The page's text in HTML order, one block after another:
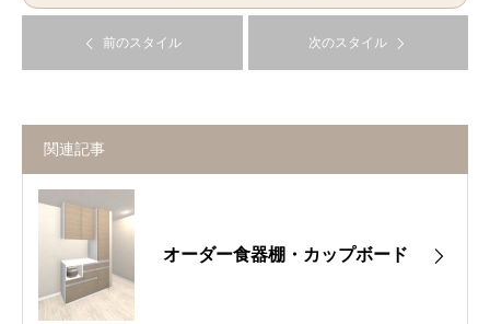
前のスタイル 次のスタイル
関連記事
オーダー食器棚・カップボード